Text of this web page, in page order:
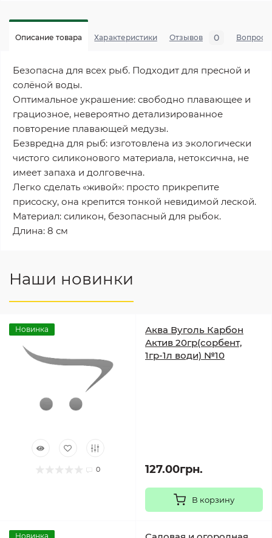
Описание товара Характеристики Отзывов 0 Вопросы
Безопасна для всех рыб. Подходит для пресной и
солёной воды.
Оптимальное украшение: свободно плавающее и
грациозное, невероятно детализированное
повторение плавающей медузы.
Безвредна для рыб: изготовлена из экологически
чистого силиконового материала, нетоксична, не
имеет запаха и долговечна.
Легко сделать «живой»: просто прикрепите
присоску, она крепится тонкой невидимой леской.
Материал: силикон, безопасный для рыбок.
Длина: 8 см
Наши новинки
Новинка
0
Аква Вуголь Карбон
Актив 20гр(сорбент,
1гр-1л води) №10
127.00грн.
В корзину
Новинка